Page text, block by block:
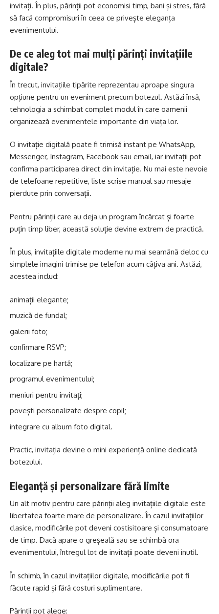
invitați. În plus, părinții pot economisi timp, bani și stres, fără
să facă compromisuri în ceea ce privește eleganța
evenimentului.
De ce aleg tot mai mulți părinți invitațiile
digitale?
În trecut, invitațiile tipărite reprezentau aproape singura
opțiune pentru un eveniment precum botezul. Astăzi însă,
tehnologia a schimbat complet modul în care oamenii
organizează evenimentele importante din viața lor.
O invitație digitală poate fi trimisă instant pe WhatsApp,
Messenger, Instagram, Facebook sau email, iar invitații pot
confirma participarea direct din invitație. Nu mai este nevoie
de telefoane repetitive, liste scrise manual sau mesaje
pierdute prin conversații.
Pentru părinții care au deja un program încărcat și foarte
puțin timp liber, această soluție devine extrem de practică.
În plus, invitațiile digitale moderne nu mai seamănă deloc cu
simplele imagini trimise pe telefon acum câțiva ani. Astăzi,
acestea includ:
animații elegante;
muzică de fundal;
galerii foto;
confirmare RSVP;
localizare pe hartă;
programul evenimentului;
meniuri pentru invitați;
povești personalizate despre copil;
integrare cu album foto digital.
Practic, invitația devine o mini experiență online dedicată
botezului.
Eleganță și personalizare fără limite
Un alt motiv pentru care părinții aleg invitațiile digitale este
libertatea foarte mare de personalizare. În cazul invitațiilor
clasice, modificările pot deveni costisitoare și consumatoare
de timp. Dacă apare o greșeală sau se schimbă ora
evenimentului, întregul lot de invitații poate deveni inutil.
În schimb, în cazul invitațiilor digitale, modificările pot fi
făcute rapid și fără costuri suplimentare.
Părinții pot alege: